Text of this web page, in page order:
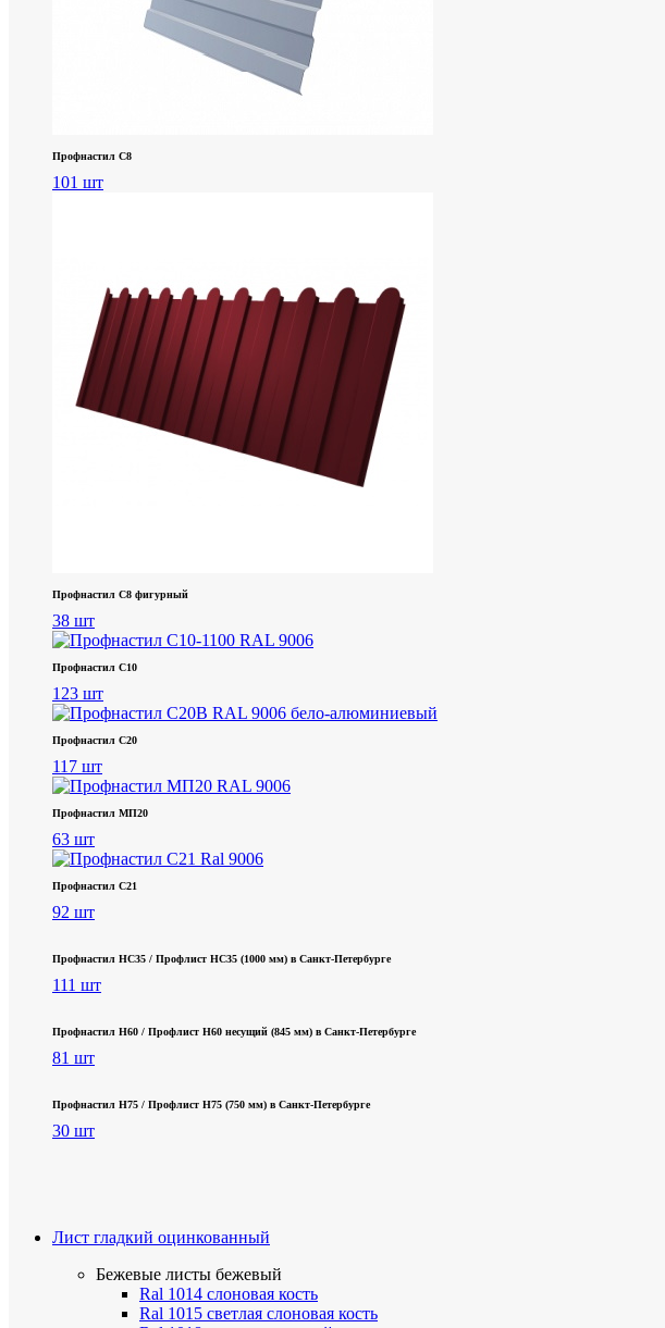
Профнастил С8
101 шт
Профнастил С8 фигурный
38 шт
Профнастил С10
123 шт
Профнастил С20
117 шт
Профнастил МП20
63 шт
Профнастил С21
92 шт
Профнастил НС35 / Профлист НС35 (1000 мм) в Санкт‑Петербурге
111 шт
Профнастил Н60 / Профлист Н60 несущий (845 мм) в Санкт-Петербурге
81 шт
Профнастил Н75 / Профлист Н75 (750 мм) в Санкт-Петербурге
30 шт
Лист гладкий оцинкованный
Бежевые листы бежевый
Ral 1014 слоновая кость
Ral 1015 светлая слоновая кость